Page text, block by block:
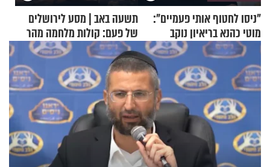
"ניסו לחטוף אותי פעמיים":
מוטי כהנא בריאיון נוקב
תשעה באב | מסע לירושלים
של פעם: קולות מלחמה מהר
הזיתים